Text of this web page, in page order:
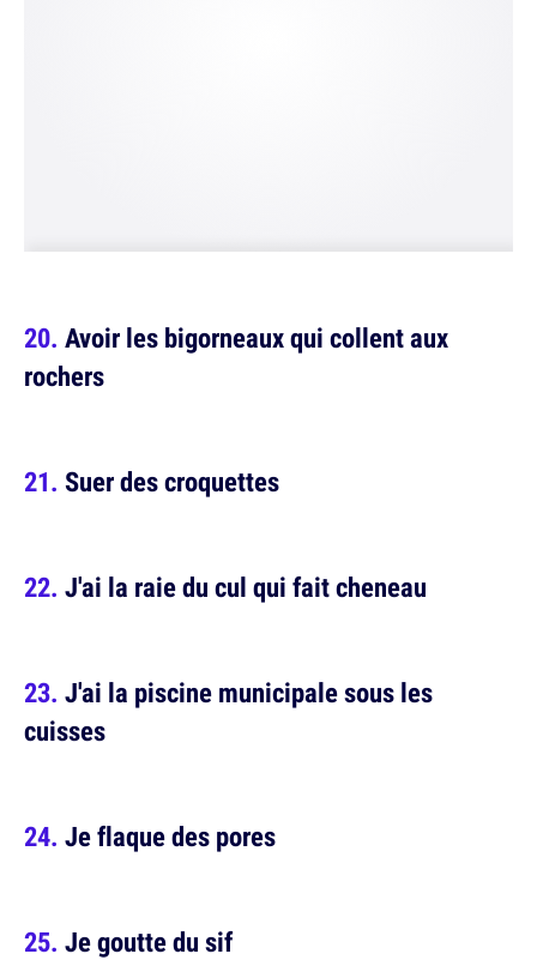
Avoir les bigorneaux qui collent aux
rochers
Suer des croquettes
J'ai la raie du cul qui fait cheneau
J'ai la piscine municipale sous les
cuisses
Je flaque des pores
Je goutte du sif